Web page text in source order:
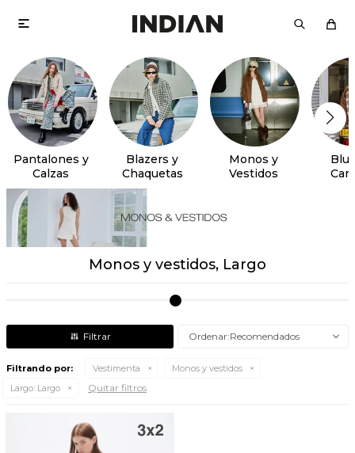

Pantalones y
Calzas
Blazers y
Chaquetas
Monos y
Vestidos
Monos y vestidos, Largo
Recomendados
Filtrando por: Vestimenta
Monos y vestidos
Largo: Largo Quitar filtros